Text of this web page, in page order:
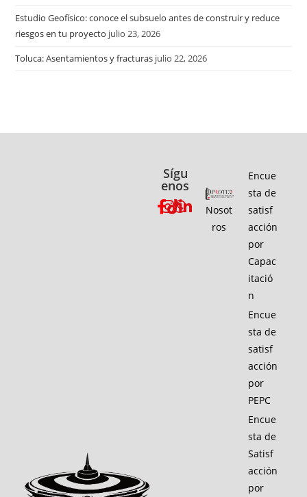
Estudio Geofísico: conoce el subsuelo antes de construir y reduce
riesgos en tu proyecto julio 23, 2026
Toluca: Asentamientos y fracturas julio 22, 2026
Sígu
enos
Nosot
ros
Encue
sta de
satisf
acción
por
Capac
itació
n
Encue
sta de
satisf
acción
por
PEPC
Encue
sta de
Satisf
acción
por